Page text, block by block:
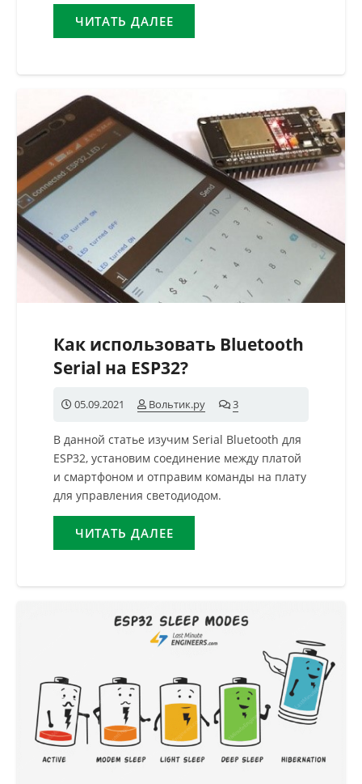
ЧИТАТЬ ДАЛЕЕ
Как использовать Bluetooth
Serial на ESP32?
05.09.2021 Вольтик.ру 3
В данной статье изучим Serial Bluetooth для
ESP32, установим соединение между платой
и смартфоном и отправим команды на плату
для управления светодиодом.
ЧИТАТЬ ДАЛЕЕ